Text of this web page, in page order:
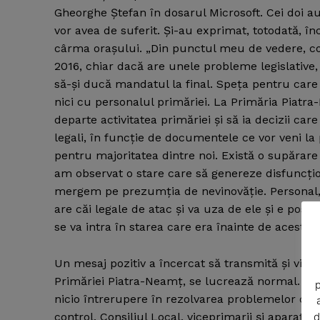
News
Gheorghe Ştefan în dosarul Microsoft. Cei doi
vor avea de suferit. Şi-au exprimat, totodată,
cârma oraşului. „Din punctul meu de vedere,
2016, chiar dacă are unele probleme
să-şi ducă mandatul la final. Speţa pentru
nici cu personalul primăriei. La Primăria
departe activitatea primăriei şi să ia decizii
legali, în funcţie de documentele ce vor veni
pentru majoritatea dintre noi. Există o
am observat o stare care să genereze
mergem pe prezumţia de nevinovăţie.
are căi legale de atac şi va uza de ele şi e
se va intra în starea care era înainte de aceste
Un mesaj pozitiv a încercat să transmită şi
Primăriei Piatra-Neamţ, se lucrează normal.
nicio întrerupere în rezolvarea problemelor
control, Consiliul Local, viceprimarii şi